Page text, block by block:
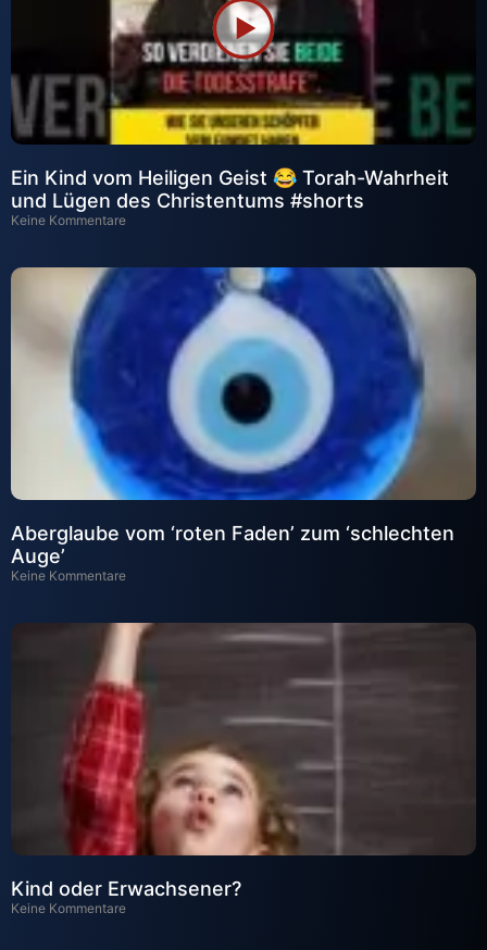
Ein Kind vom Heiligen Geist 😂 Torah-Wahrheit
und Lügen des Christentums #shorts
Keine Kommentare
Aberglaube vom ‘roten Faden’ zum ‘schlechten
Auge’
Keine Kommentare
Kind oder Erwachsener?
Keine Kommentare